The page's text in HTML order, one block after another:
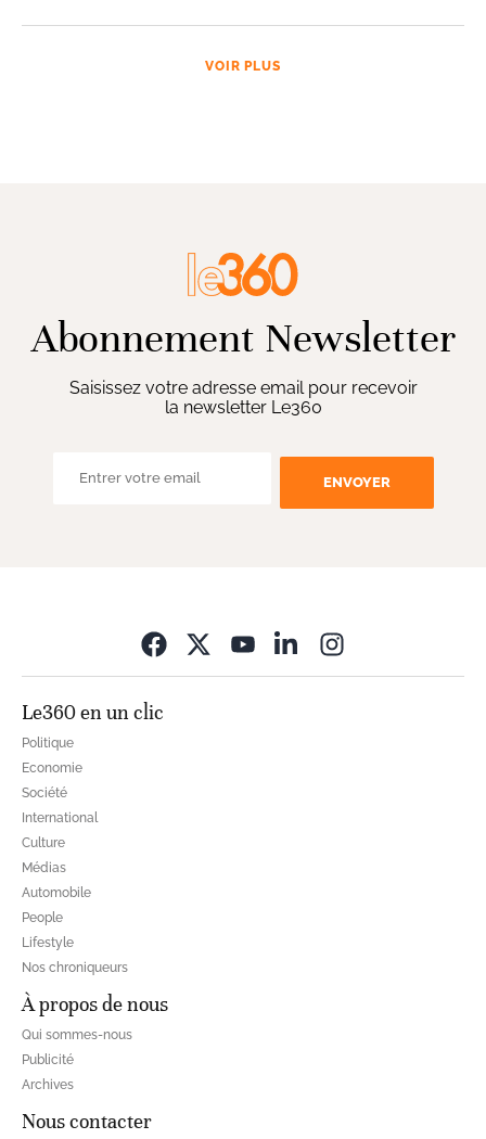
VOIR PLUS
Abonnement Newsletter
Saisissez votre adresse email pour recevoir
la newsletter Le360
ENVOYER
Le360 en un clic
Politique
Economie
Société
International
Culture
Médias
Automobile
People
Lifestyle
Nos chroniqueurs
À propos de nous
Qui sommes-nous
Publicité
Archives
Nous contacter